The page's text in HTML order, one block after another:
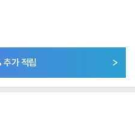
추가 적립